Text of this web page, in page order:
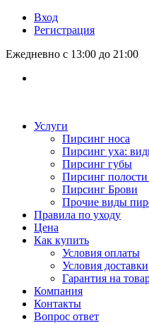
Вход
Регистрация
Ежедневно с 13:00 до 21:00
Услуги
Пирсинг носа
Пирсинг уха:
Пирсинг губы
Пирсинг полости
Пирсинг Брови
Прочие виды
Правила по уходу
Цена
Как купить
Условия оплаты
Условия доставки
Гарантия на
Компания
Контакты
Вопрос ответ